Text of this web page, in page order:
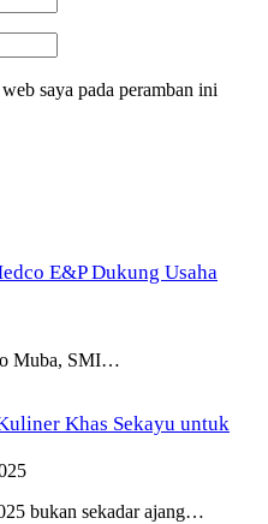
saya pada peramban ini
E&P Dukung Usaha
Muba, SMI…
Khas Sekayu untuk
bukan sekadar ajang…